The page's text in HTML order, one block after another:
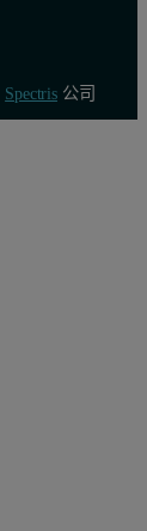
Spectris公司